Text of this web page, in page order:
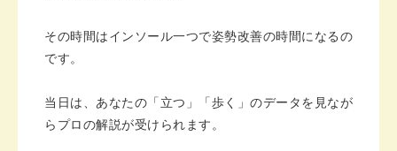
その時間はインソール一つで姿勢改善の時間になるの
です。
当日は、あなたの「立つ」「歩く」のデータを見なが
らプロの解説が受けられます。